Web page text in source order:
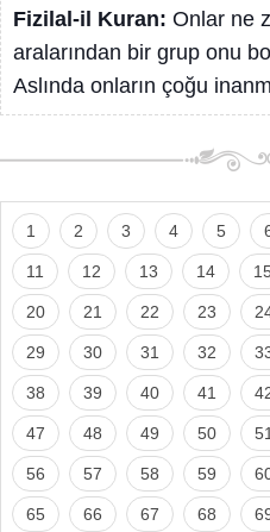
Fizilal-il Kuran: Onlar ne
aralarından bir grup onu
Aslında onların çoğu
1 2 3 4 5
11 12 13 14
20 21 22 23
29 30 31 32
38 39 40 41
47 48 49 50 51
56 57 58 59
65 66 67 68